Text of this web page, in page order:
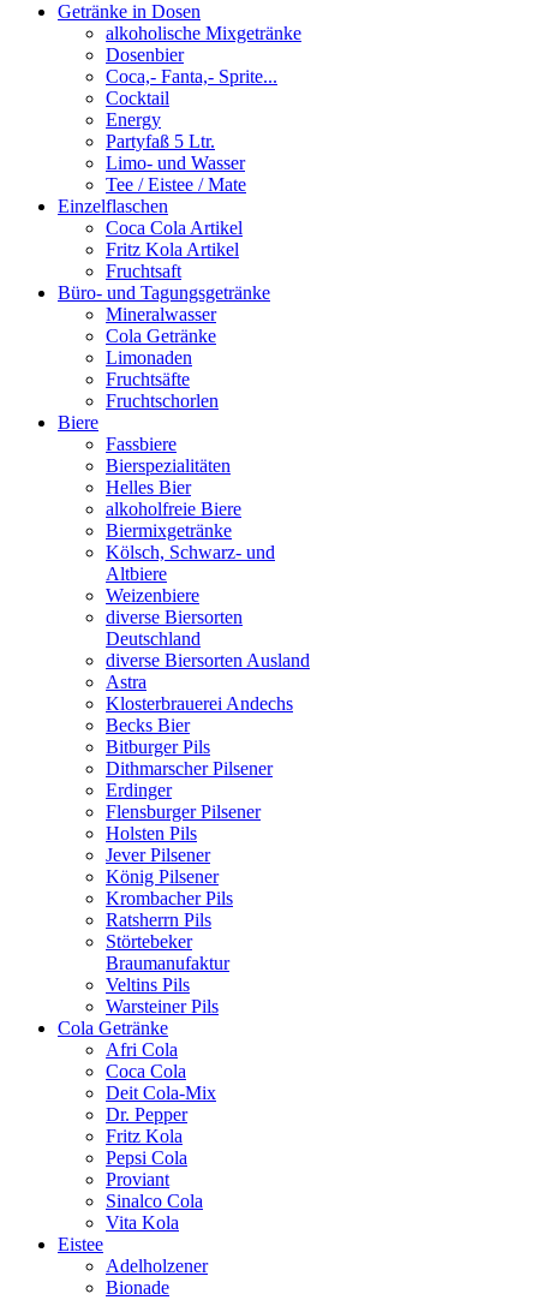
Getränke in Dosen
alkoholische Mixgetränke
Dosenbier
Coca,- Fanta,- Sprite...
Cocktail
Energy
Partyfaß 5 Ltr.
Limo- und Wasser
Tee / Eistee / Mate
Einzelflaschen
Coca Cola Artikel
Fritz Kola Artikel
Fruchtsaft
Büro- und Tagungsgetränke
Mineralwasser
Cola Getränke
Limonaden
Fruchtsäfte
Fruchtschorlen
Biere
Fassbiere
Bierspezialitäten
Helles Bier
alkoholfreie Biere
Biermixgetränke
Kölsch, Schwarz- und
Altbiere
Weizenbiere
diverse Biersorten
Deutschland
diverse Biersorten Ausland
Astra
Klosterbrauerei Andechs
Becks Bier
Bitburger Pils
Dithmarscher Pilsener
Erdinger
Flensburger Pilsener
Holsten Pils
Jever Pilsener
König Pilsener
Krombacher Pils
Ratsherrn Pils
Störtebeker
Braumanufaktur
Veltins Pils
Warsteiner Pils
Cola Getränke
Afri Cola
Coca Cola
Deit Cola-Mix
Dr. Pepper
Fritz Kola
Pepsi Cola
Proviant
Sinalco Cola
Vita Kola
Eistee
Adelholzener
Bionade